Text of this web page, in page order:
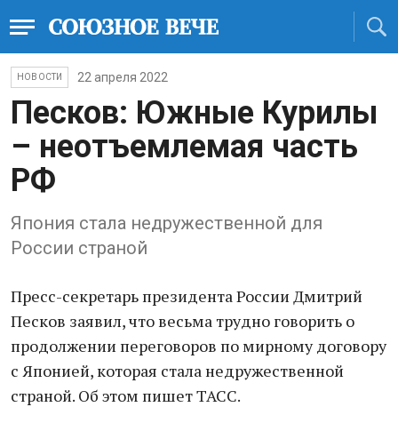
НОВОСТИ 22 апреля 2022
Песков: Южные Курилы
– неотъемлемая часть
РФ
Япония стала недружественной для
России страной
Пресс-секретарь президента России Дмитрий
Песков заявил, что весьма трудно говорить о
продолжении переговоров по мирному договору
с Японией, которая стала недружественной
страной. Об этом пишет ТАСС.